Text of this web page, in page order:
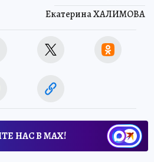
Екатерина ХАЛИМОВА
НАС В МАХ!